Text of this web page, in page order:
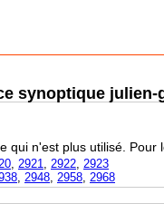
synoptique julien-
qui n'est plus utilisé.
2921 2922 2923
2948 2958 2968